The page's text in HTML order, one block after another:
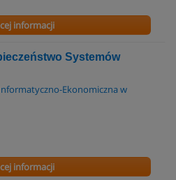
informacji
Systemów
Ekonomiczna w
informacji